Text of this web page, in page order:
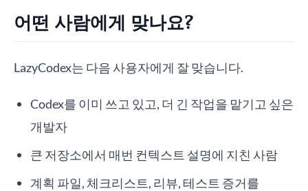
어떤 사람에게 맞나요?
LazyCodex는 다음 사용자에게 잘 맞습니다.
Codex를 이미 쓰고 있고, 더 긴 작업을 맡기고 싶은
개발자
큰 저장소에서 매번 컨텍스트 설명에 지친 사람
계획 파일, 체크리스트, 리뷰, 테스트 증거를